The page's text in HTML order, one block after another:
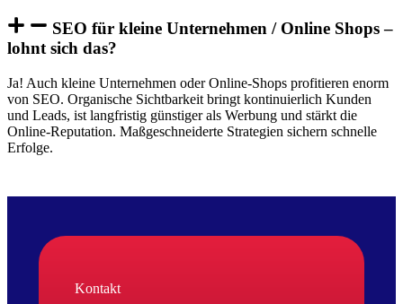
SEO für kleine Unternehmen / Online Shops –
lohnt sich das?
Ja! Auch kleine Unternehmen oder Online-Shops profitieren enorm
von SEO. Organische Sichtbarkeit bringt kontinuierlich Kunden
und Leads, ist langfristig günstiger als Werbung und stärkt die
Online-Reputation. Maßgeschneiderte Strategien sichern schnelle
Erfolge.
Kontakt